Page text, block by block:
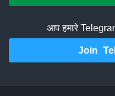
आप हमारे
Join